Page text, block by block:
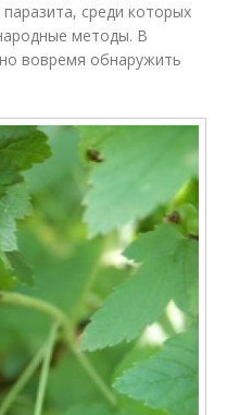
среди которых
методы. В
вовремя обнаружить